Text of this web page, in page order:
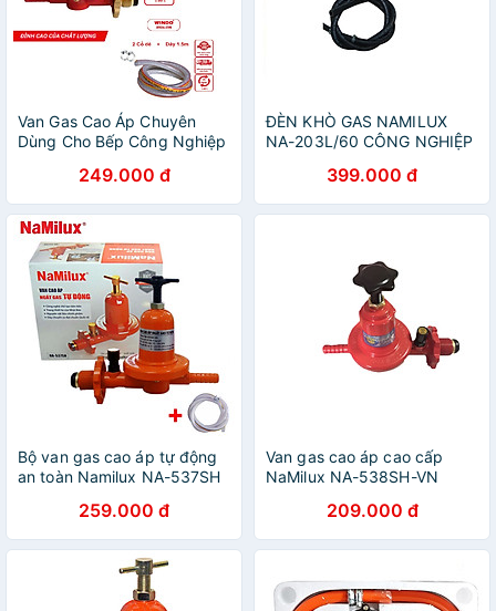
Van Gas Cao Áp Chuyên
Dùng Cho Bếp Công Nghiệp
áp bếp khè- Hàng chính
hãng
249.000 đ
ĐÈN KHÒ GAS NAMILUX
NA-203L/60 CÔNG NGHIỆP
ĐẦU KHÒ INOX LỚN 60MM
( SỬ DỤNG BÌNH GAS LỚN -
CÓ NÚT RESET NGẮT GAS
399.000 đ
Bộ van gas cao áp tự động
an toàn Namilux NA-537SH
cái] cổ dê - cho Bếp Khè
DÙNG BÌNH GAS XÁM, GAS
PETROLIMEX - Hàng chính
259.000 đ
Van gas cao áp cao cấp
NaMilux NA-538SH-VN
nghiệp(bếp khè)- Hàng
chính hãng
209.000 đ